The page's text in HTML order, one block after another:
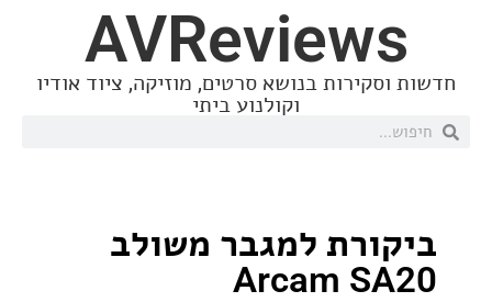
בנושא סרטים, מוזיקה, ציוד אודיו
וקולנוע ביתי
למגבר משולב
Arcam